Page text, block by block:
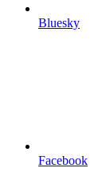
Bluesky
Facebook